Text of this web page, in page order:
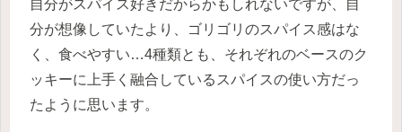
自分がスパイス好きだからかもしれないですが、自
分が想像していたより、ゴリゴリのスパイス感はな
く、食べやすい…4種類とも、それぞれのベースのク
ッキーに上手く融合しているスパイスの使い方だっ
たように思います。